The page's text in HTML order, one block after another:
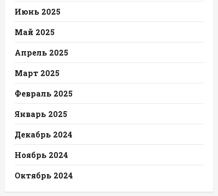
Июнь 2025
Май 2025
Апрель 2025
Март 2025
Февраль 2025
Январь 2025
Декабрь 2024
Ноябрь 2024
Октябрь 2024